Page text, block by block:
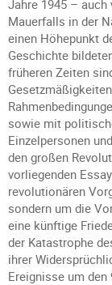
Jahre 1945 – auch
Mauerfalls in der
einen Höhepunkt
Geschichte
früheren Zeiten
sowie mit
Einzelpersonen
den großen
vorliegenden
revolutionären
sondern um die
eine künftige
der Katastrophe
ihrer
Ereignisse um